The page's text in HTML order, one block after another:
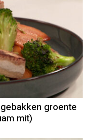
groente
mit)